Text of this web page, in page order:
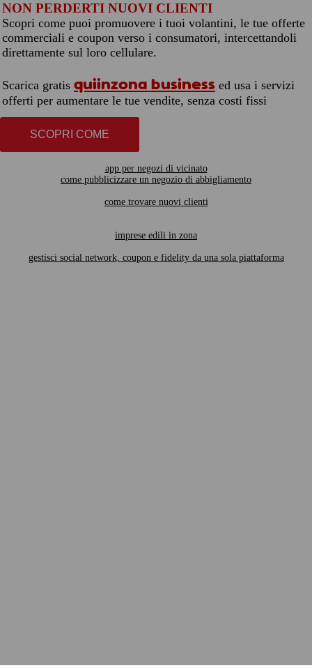
NON PERDERTI NUOVI CLIENTI
Scopri come puoi promuovere i tuoi volantini, le tue offerte
commerciali e coupon verso i consumatori, intercettandoli
direttamente sul loro cellulare.
Scarica gratis quiinzona business ed usa i servizi
offerti per aumentare le tue vendite, senza costi fissi
SCOPRI COME
app per negozi di vicinato
come pubblicizzare un negozio di abbigliamento
come trovare nuovi clienti
imprese edili in zona
gestisci social network, coupon e fidelity da una sola piattaforma